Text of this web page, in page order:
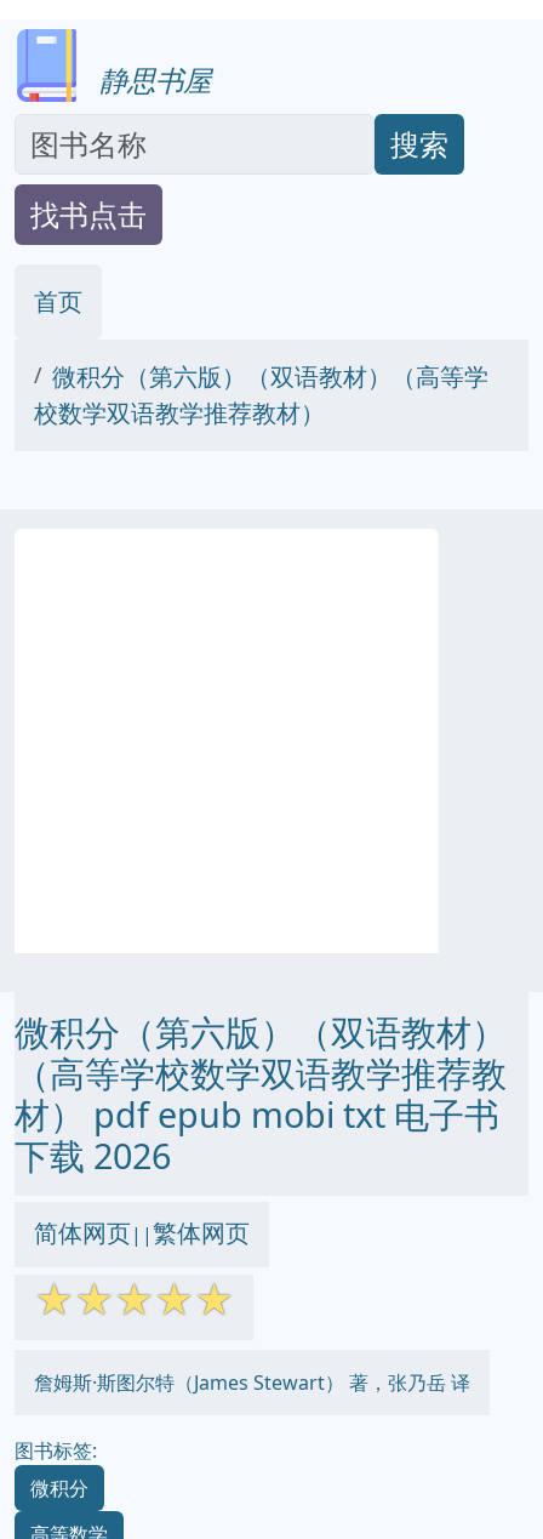
静思书屋
搜索
找书点击
首页
微积分（第六版）（双语教材）（高等学
校数学双语教学推荐教材）
微积分（第六版）（双语教材）
（高等学校数学双语教学推荐教
材） pdf epub mobi txt 电子书
下载 2026
简体网页||繁体网页
☆☆☆☆☆
詹姆斯·斯图尔特（James Stewart） 著，张乃岳 译
图书标签:
微积分